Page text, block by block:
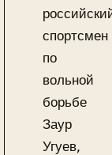
спортсмен
по
вольной
борьбе
Заур
Угуев,